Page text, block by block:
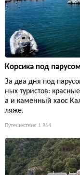
Корсика под
За два дня под
ных туристов:
а и каменный хаос
ляже.
Путешествия 1 964